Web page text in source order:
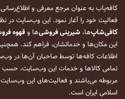
فعالیت خود را آغاز نمود. این وب‌سایت در
کافی‌شاپ‌ها، شیرینی فروشی‌ها وقهوه
این مکان‌ها و خدماتشان، فراهم کند.
اطلاعات کافه‌ها توسط صاحبان آن‌ها در
تمامی کالاها و خدمات این وب‌سایت، حسب
مربوطه می‌باشند و فعالیت‌های این
اسلامی ایران است.